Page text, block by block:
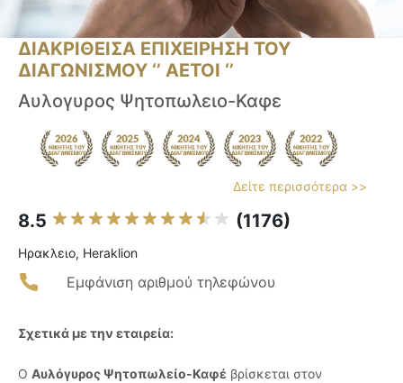
ΔΙΑΚΡΙΘΕΙΣΑ ΕΠΙΧΕΙΡΗΣΗ ΤΟΥ
ΔΙΑΓΩΝΙΣΜΟΥ ‘’ ΑΕΤΟΙ ‘’
Αυλογυρος Ψητοπωλειο-Καφε
Δείτε περισσότερα >>
8.5 (1176)
Ηρακλειο, Heraklion
Εμφάνιση αριθμού τηλεφώνου
Σχετικά με την εταιρεία:
Ο Αυλόγυρος Ψητοπωλείο-Καφέ βρίσκεται στον